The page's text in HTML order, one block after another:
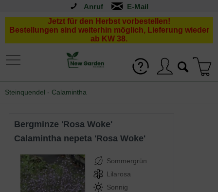
Anruf
Jetzt für den Herbst vorbestellen!
Bestellungen sind weiterhin möglich, Lieferung wieder
ab KW 38.
Steinquendel - Calamintha
Bergminze 'Rosa Woke'
Calamintha nepeta 'Rosa Woke'
Sommergrün
Lilarosa
Sonnig